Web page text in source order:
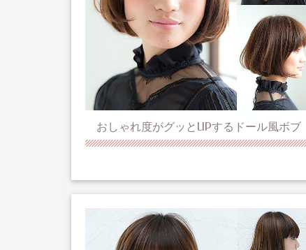
おしゃれ度がグッとUPするドール風ボブ